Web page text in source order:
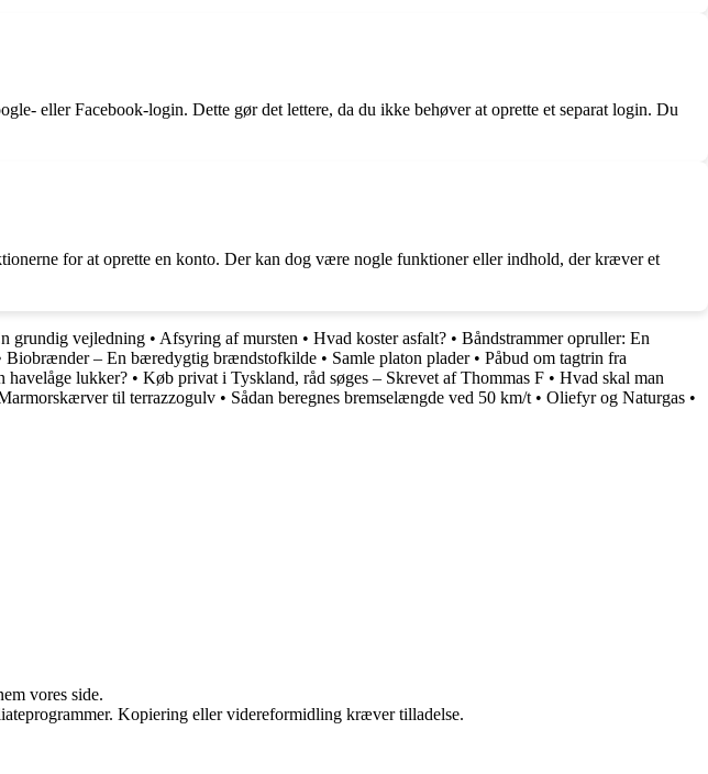
eller Facebook-login. Dette gør det lettere, da du ikke behøver at oprette et separat login. Du
for at oprette en konto. Der kan dog være nogle funktioner eller indhold, der kræver et
grundig vejledning • Afsyring af mursten • Hvad koster asfalt? • Båndstrammer opruller: En
Biobrænder – En bæredygtig brændstofkilde • Samle platon plader• Påbud om tagtrin fra
havelåge lukker? • Køb privat i Tyskland, råd søges – Skrevet af Thommas F • Hvad skal man
til terrazzogulv • Sådan beregnes bremselængde ved 50 km/t • Oliefyr og Naturgas •
vores side.
Kopiering eller videreformidling kræver tilladelse.